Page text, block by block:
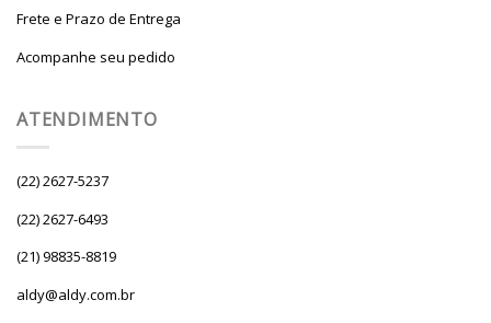
Frete e Prazo de Entrega
Acompanhe seu pedido
ATENDIMENTO
(22) 2627-5237
(22) 2627-6493
(21) 98835-8819
aldy@aldy.com.br